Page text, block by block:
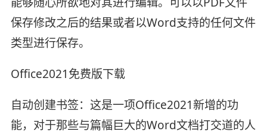
保存修改之后的结果或者以Word支持的任何文件
类型进行保存。
Office2021免费版下载
自动创建书签：这是一项Office2021新增的功
能，对于那些与篇幅巨大的Word文档打交道的人